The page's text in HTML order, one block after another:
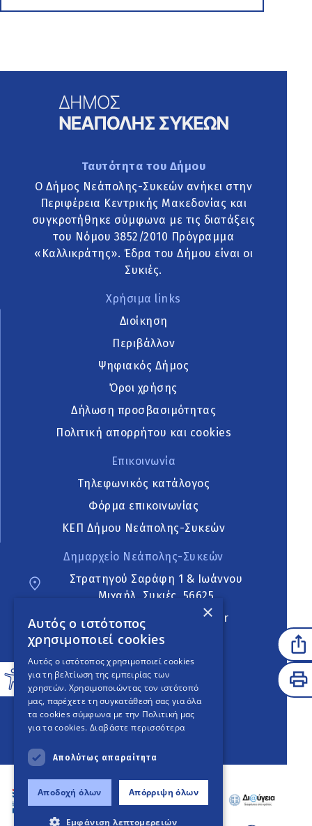
Ταυτότητα του Δήμου
Ο Δήμος Νεάπολης-Συκεών ανήκει στην
Περιφέρεια Κεντρικής Μακεδονίας και
συγκροτήθηκε σύμφωνα με τις διατάξεις
του Νόμου 3852/2010 Πρόγραμμα
«Καλλικράτης». Έδρα του Δήμου είναι οι
Συκιές.
Χρήσιμα links
Διοίκηση
Περιβάλλον
Ψηφιακός Δήμος
Όροι χρήσης
Δήλωση προσβασιμότητας
Πολιτική απορρήτου και cookies
Επικοινωνία
Τηλεφωνικός κατάλογος
Φόρμα επικοινωνίας
ΚΕΠ Δήμου Νεάπολης-Συκεών
Δημαρχείο Νεάπολης-Συκεών
Στρατηγού Σαράφη 1 & Ιωάννου
Μιχαήλ, Συκιές, 56625
neapoli.sykies@ddt.gov.gr
Ακολουθήστε
English Version
An project
×
Αυτός ο ιστότοπος
χρησιμοποιεί cookies
Αυτός ο ιστότοπος χρησιμοποιεί cookies
για τη βελτίωση της εμπειρίας των
χρηστών. Χρησιμοποιώντας τον ιστότοπό
μας, παρέχετε τη συγκατάθεσή σας για όλα
τα cookies σύμφωνα με την Πολιτική μας
για τα cookies. Διαβάστε περισσότερα
Απολύτως απαραίτητα
Αποδοχή όλων Απόρριψη όλων
Εμφάνιση λεπτομερειών